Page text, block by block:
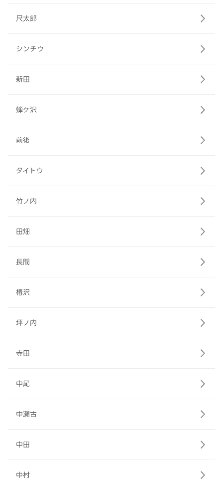
尺太郎
シンチウ
新田
蝉ケ沢
前後
タイトウ
竹ノ内
田畑
長間
椿沢
坪ノ内
寺田
中尾
中瀬古
中田
中村